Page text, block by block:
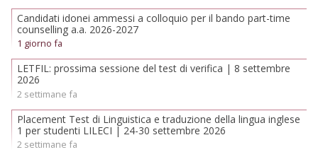
Candidati idonei ammessi a colloquio per il bando part-time
counselling a.a. 2026-2027
1 giorno fa
LETFIL: prossima sessione del test di verifica | 8 settembre
2026
2 settimane fa
Placement Test di Linguistica e traduzione della lingua inglese
1 per studenti LILECI | 24-30 settembre 2026
2 settimane fa